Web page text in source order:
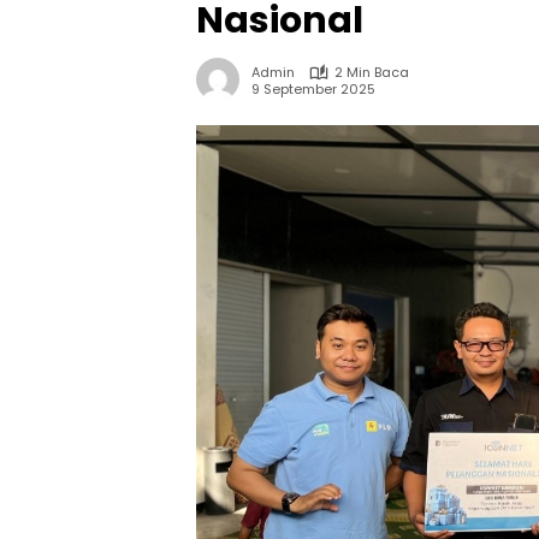
Nasional
Admin
2 Min Baca
9 September 2025